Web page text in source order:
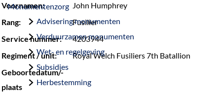
Monumentenzorg
Advisering monumenten
Verduurzamen monumenten
Wet- en regelgeving
Subsidies
Herbestemming
Voornamen:
John Humphrey
Rang:
Fusilier
Service nummer:
4203944
Regiment / unit:
Royal Welch Fusiliers 7th Batallion
Geboortedatum/-
plaats